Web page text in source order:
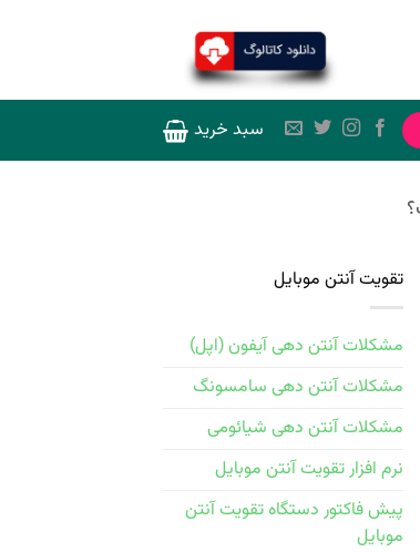
سبد خرید
تقویت آنتن موبایل
مشکلات آنتن دهی آیفون (اپل)
مشکلات آنتن دهی سامسونگ
مشکلات آنتن دهی شیائومی
نرم افزار تقویت آنتن موبایل
پیش فاکتور دستگاه تقویت آنتن
موبایل